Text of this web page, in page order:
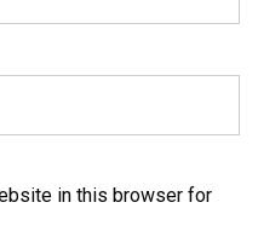
in this browser for